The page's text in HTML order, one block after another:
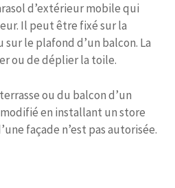
d’extérieur mobile qui
Il peut être fixé sur la
sur le plafond d’un balcon. La
ou de déplier la toile.
ou du balcon d’un
en installant un store
façade n’est pas autorisée.